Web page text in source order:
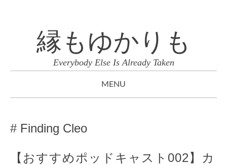
縁もゆかりも
Everybody Else Is Already Taken
MENU
Finding Cleo
【おすすめポッドキャスト002】カ